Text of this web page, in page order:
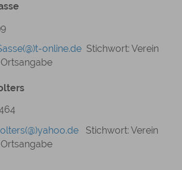
online.deStichwort: Verein
Stichwort: Verein